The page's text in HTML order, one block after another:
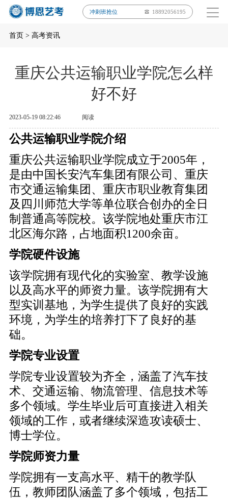
冲刺班抢位 18892056195
首页> 高考资讯
重庆公共运输职业学院怎么样
好不好
2023-05-19 08:22:46 阅读
公共运输职业学院介绍
重庆公共运输职业学院成立于2005年，
是由中国长安汽车集团有限公司、重庆
市交通运输集团、重庆市职业教育集团
及四川师范大学等单位联合创办的全日
制普通高等院校。该学院地处重庆市江
北区海尔路，占地面积1200余亩。
学院硬件设施
该学院拥有现代化的实验室、教学设施
以及高水平的师资力量。该学院拥有大
型实训基地，为学生提供了良好的实践
环境，为学生的培养打下了良好的基
础。
学院专业设置
学院专业设置较为齐全，涵盖了汽车技
术、交通运输、物流管理、信息技术等
多个领域。学生毕业后可直接进入相关
领域的工作，或者继续深造攻读硕士、
博士学位。
学院师资力量
学院拥有一支高水平、精干的教学队
伍，教师团队涵盖了多个领域，包括工